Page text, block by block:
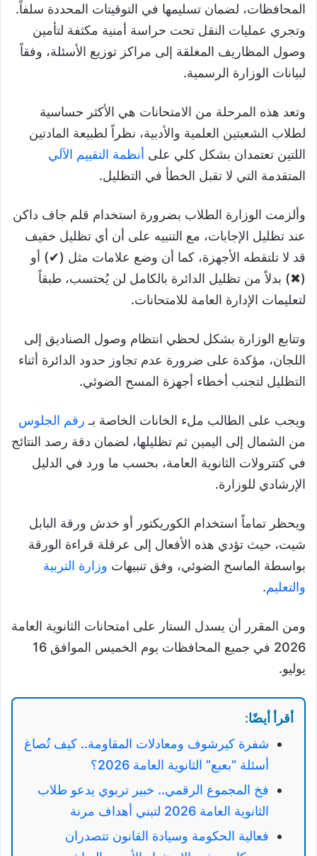
المحافظات، لضمان تسليمها في التوقيتات المحددة سلفاً.
وتجري عمليات النقل تحت حراسة أمنية مكثفة لتأمين
وصول المظاريف المغلقة إلى مراكز توزيع الأسئلة، وفقاً
لبيانات الوزارة الرسمية.
وتعد هذه المرحلة من الامتحانات هي الأكثر حساسية
لطلاب الشعبتين العلمية والأدبية، نظراً لطبيعة المادتين
اللتين تعتمدان بشكل كلي على أنظمة التقييم الآلي
المتقدمة التي لا تقبل الخطأ في التظليل.
وألزمت الوزارة الطلاب بضرورة استخدام قلم جاف داكن
عند تظليل الإجابات، مع التنبيه على أن أي تظليل خفيف
قد لا تلتقطه الأجهزة، كما أن وضع علامات مثل (✔) أو
(✖) بدلاً من تظليل الدائرة بالكامل لن يُحتسب، طبقاً
لتعليمات الإدارة العامة للامتحانات.
وتتابع الوزارة بشكل لحظي انتظام وصول الصناديق إلى
اللجان، مؤكدة على ضرورة عدم تجاوز حدود الدائرة أثناء
التظليل لتجنب أخطاء أجهزة المسح الضوئي.
ويجب على الطالب ملء الخانات الخاصة بـ رقم الجلوس
من الشمال إلى اليمين ثم تظليلها، لضمان دقة رصد النتائج
في كنترولات الثانوية العامة، بحسب ما ورد في الدليل
الإرشادي للوزارة.
ويحظر تماماً استخدام الكوريكتور أو خدش ورقة البابل
شيت، حيث تؤدي هذه الأفعال إلى عرقلة قراءة الورقة
بواسطة الماسح الضوئي، وفق تنبيهات وزارة التربية
والتعليم.
ومن المقرر أن يسدل الستار على امتحانات الثانوية العامة
2026 في جميع المحافظات يوم الخميس الموافق 16
يوليو.
أقرأ أيضًا:
شفرة كيرشوف ومعادلات المقاومة.. كيف تُصاغ
أسئلة “بعبع” الثانوية العامة 2026؟
فخ المجموع الرقمي.. خبير تربوي يدعو طلاب
الثانوية العامة 2026 لتبني أهداف مرنة
فعالية الحكومة وسيادة القانون تتصدران